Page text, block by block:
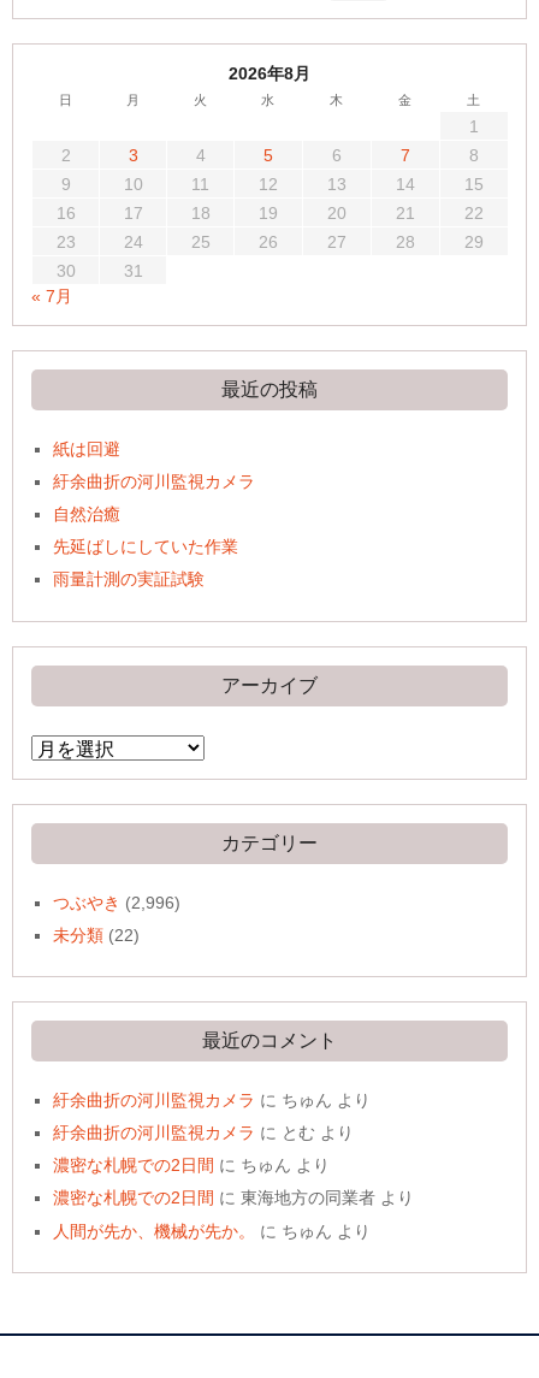
2026年8月
日 月 火 水 木 金 土
1
2
3 4 5 6 7
8
9
10 11 12 13 14
15
16
17 18 19 20 21
22
23
24 25 26 27 28
29
30
31
« 7月
最近の投稿
紙は回避
紆余曲折の河川監視カメラ
自然治癒
先延ばしにしていた作業
雨量計測の実証試験
アーカイブ
ア
ー
イ
ブ
カテゴリー
つぶやき (2,996)
未分類 (22)
最近のコメント
紆余曲折の河川監視カメラ に ちゅん より
紆余曲折の河川監視カメラ に とむ より
濃密な札幌での2日間 に ちゅん より
濃密な札幌での2日間 に東海地方の同業者 より
人間が先か、機械が先か。
に ちゅん より